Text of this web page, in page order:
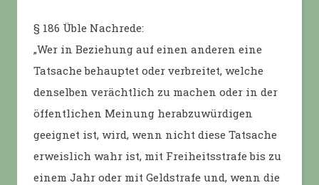
§ 186 Üble Nachrede:
„Wer in Beziehung auf einen anderen eine
Tatsache behauptet oder verbreitet, welche
denselben verächtlich zu machen oder in der
öffentlichen Meinung herabzuwürdigen
geeignet ist, wird, wenn nicht diese Tatsache
erweislich wahr ist, mit Freiheitsstrafe bis zu
einem Jahr oder mit Geldstrafe und, wenn die